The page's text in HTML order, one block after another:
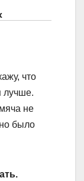
что
лучше.
не
было